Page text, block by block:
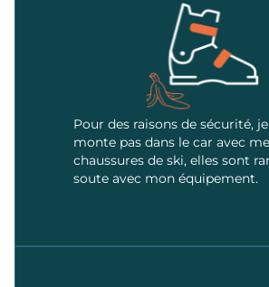
Pour des raisons de sécurité,
monte pas dans le car avec
chaussures de ski, elles sont
soute avec mon équipement.